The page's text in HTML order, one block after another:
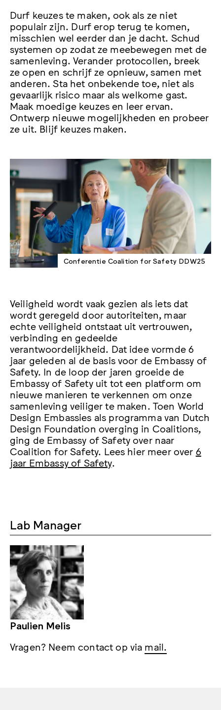
Durf keuzes te maken, ook als ze niet
populair zijn. Durf erop terug te komen,
misschien wel eerder dan je dacht. Schud
systemen op zodat ze meebewegen met de
samenleving. Verander protocollen, breek
ze open en schrijf ze opnieuw, samen met
anderen. Sta het onbekende toe, niet als
gevaarlijk risico maar als welkome gast.
Maak moedige keuzes en leer ervan.
Ontwerp nieuwe mogelijkheden en probeer
ze uit. Blijf keuzes maken.
Conferentie Coalition for Safety DDW25
Veiligheid wordt vaak gezien als iets dat
wordt geregeld door autoriteiten, maar
echte veiligheid ontstaat uit vertrouwen,
verbinding en gedeelde
verantwoordelijkheid. Dat idee vormde 6
jaar geleden al de basis voor de Embassy of
Safety. In de loop der jaren groeide de
Embassy of Safety uit tot een platform om
nieuwe manieren te verkennen om onze
samenleving veiliger te maken. Toen World
Design Embassies als programma van Dutch
Design Foundation overging in Coalitions,
ging de Embassy of Safety over naar
Coalition for Safety. Lees hier meer over 6
jaar Embassy of Safety.
Lab Manager
Paulien Melis
Vragen? Neem contact op via mail.